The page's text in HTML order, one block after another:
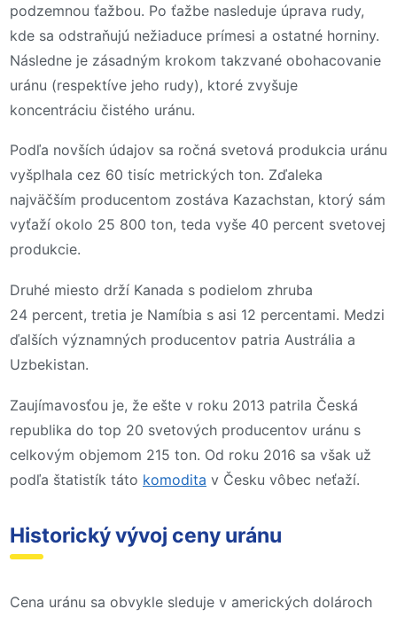
podzemnou ťažbou. Po ťažbe nasleduje úprava rudy,
kde sa odstraňujú nežiaduce prímesi a ostatné horniny.
Následne je zásadným krokom takzvané obohacovanie
uránu (respektíve jeho rudy), ktoré zvyšuje
koncentráciu čistého uránu.
Podľa novších údajov sa ročná svetová produkcia uránu
vyšplhala cez 60 tisíc metrických ton. Zďaleka
najväčším producentom zostáva Kazachstan, ktorý sám
vyťaží okolo 25 800 ton, teda vyše 40 percent svetovej
produkcie.
Druhé miesto drží Kanada s podielom zhruba
24 percent, tretia je Namíbia s asi 12 percentami. Medzi
ďalších významných producentov patria Austrália a
Uzbekistan.
Zaujímavosťou je, že ešte v roku 2013 patrila Česká
republika do top 20 svetových producentov uránu s
celkovým objemom 215 ton. Od roku 2016 sa však už
podľa štatistík táto komodita v Česku vôbec neťaží.
Historický vývoj ceny uránu
Cena uránu sa obvykle sleduje v amerických dolároch